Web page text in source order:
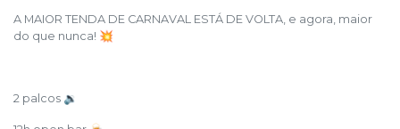
A MAIOR TENDA DE CARNAVAL ESTÁ DE VOLTA, e agora, maior
do que nunca! 💥
2 palcos 🔉